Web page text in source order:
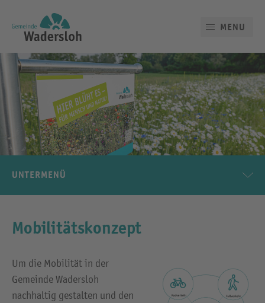
MENU
UNTERMENÜ
Mobilitätskonzept
Um die Mobilität in der
Gemeinde Wadersloh
nachhaltig gestalten und den